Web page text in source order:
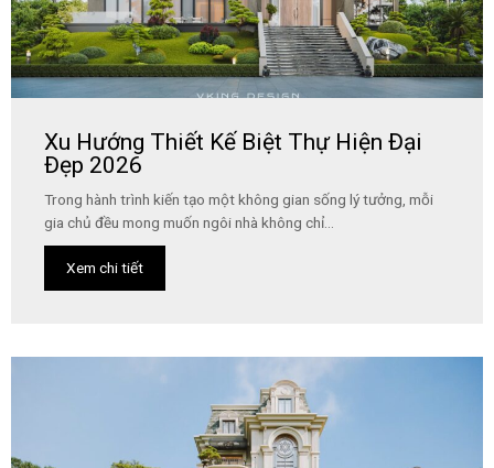
Xu Hướng Thiết Kế Biệt Thự Hiện Đại
Đẹp 2026
Trong hành trình kiến tạo một không gian sống lý tưởng, mỗi
gia chủ đều mong muốn ngôi nhà không chỉ...
Xem chi tiết